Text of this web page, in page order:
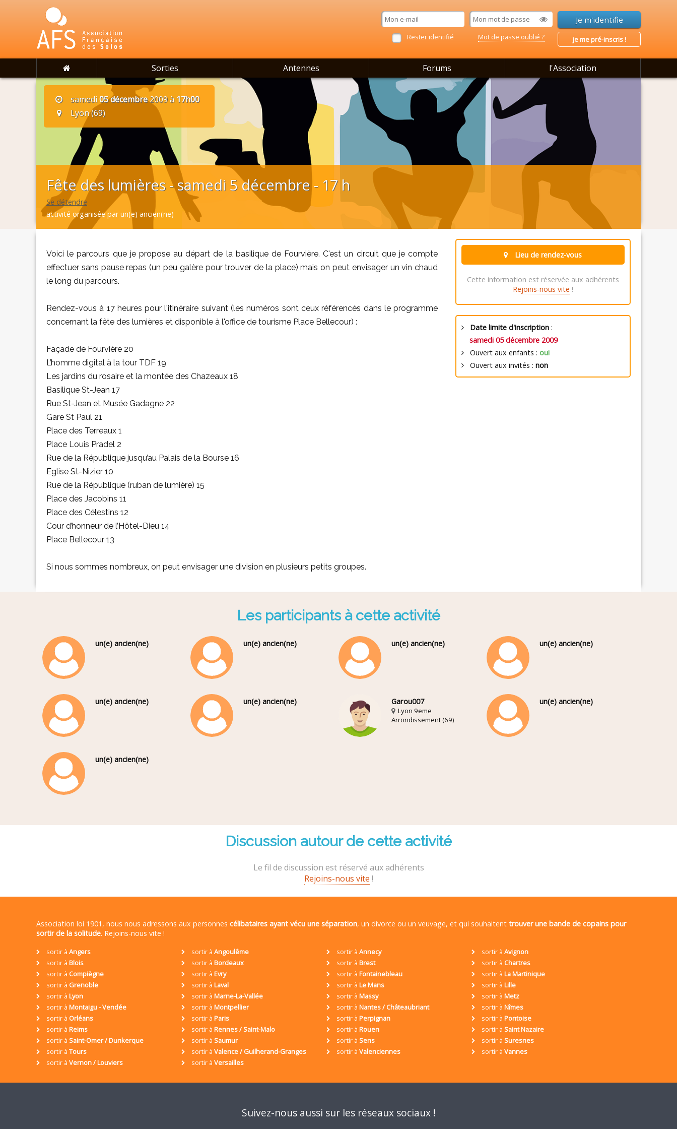
Rester identifié Mot de passe oublié ? je me pré-inscris !
Sorties Antennes Forums l'Association
samedi05 décembre2009 à 17h00
Lyon (69)
Fête des lumières - samedi 5 décembre - 17 h
Se détendre
activité organisée par un(e) ancien(ne)
Voici le parcours que je propose au départ de la basilique de Fourvière. C'est un circuit que je compte
effectuer sans pause repas (un peu galère pour trouver de la place) mais on peut envisager un vin chaud
le long du parcours.
Rendez-vous à 17 heures pour l'itinéraire suivant (les numéros sont ceux référencés dans le programme
concernant la fête des lumières et disponible à l'office de tourisme Place Bellecour) :
Façade de Fourvière 20
L’homme digital à la tour TDF 19
Les jardins du rosaire et la montée des Chazeaux 18
Basilique St-Jean 17
Rue St-Jean et Musée Gadagne 22
Gare St Paul 21
Place des Terreaux 1
Place Louis Pradel 2
Rue de la République jusqu’au Palais de la Bourse 16
Eglise St-Nizier 10
Rue de la République (ruban de lumière) 15
Place des Jacobins 11
Place des Célestins 12
Cour d’honneur de l’Hôtel-Dieu 14
Place Bellecour 13
Si nous sommes nombreux, on peut envisager une division en plusieurs petits groupes.
Lieu de rendez-vous
Cette information est réservée aux adhérents
Rejoins-nous vite !
Date limite d'inscription:
samedi 05 décembre 2009
Ouvert aux enfants : oui
Ouvert aux invités : non
Les participants à cette activité
un(e) ancien(ne) un(e) ancien(ne) un(e) ancien(ne) un(e) ancien(ne)
un(e) ancien(ne) un(e) ancien(ne) Garou007
Lyon 9eme
Arrondissement (69)
un(e) ancien(ne)
un(e) ancien(ne)
Discussion autour de cette activité
Le fil de discussion est réservé aux adhérents
Rejoins-nous vite !
Association loi 1901, nous nous adressons aux personnes célibataires ayant vécu une séparation, un divorce ou un veuvage, et qui souhaitent trouver une bande de copains pour
sortir de la solitude. Rejoins-nous vite !
sortir à Angers sortir à Angoulême sortir à Annecy sortir à Avignon
sortir à Blois sortir à Bordeaux sortir à Brest sortir à Chartres
sortir à Compiègne sortir à Evry sortir à Fontainebleau sortir à La Martinique
sortir à Grenoble sortir à Laval sortir à Le Mans sortir à Lille
sortir à Lyon sortir à Marne-La-Vallée sortir à Massy sortir à Metz
sortir à Montaigu - Vendée sortir à Montpellier sortir à Nantes / Châteaubriant sortir à Nîmes
sortir à Orléans sortir à Paris sortir à Perpignan sortir à Pontoise
sortir à Reims sortir à Rennes / Saint-Malo sortir à Rouen sortir à Saint Nazaire
sortir à Saint-Omer / Dunkerque sortir à Saumur sortir à Sens sortir à Suresnes
sortir à Tours sortir à Valence / Guilherand-Granges sortir à Valenciennes sortir à Vannes
sortir à Vernon / Louviers sortir à Versailles
Suivez-nous aussi sur les réseaux sociaux !